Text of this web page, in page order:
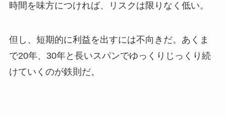
時間を味方につければ、リスクは限りなく低い。
但し、短期的に利益を出すには不向きだ。あくま
で20年、30年と長いスパンでゆっくりじっくり続
けていくのが鉄則だ。